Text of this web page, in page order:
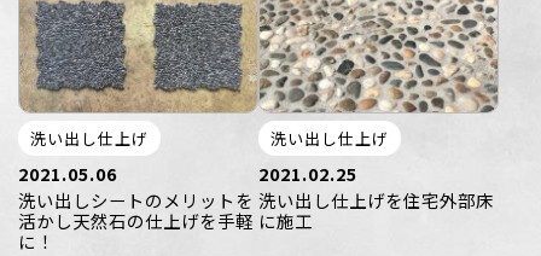
洗い出し仕上げ
2021.05.06
洗い出しシートのメリットを
活かし天然石の仕上げを手軽
に！
洗い出し仕上げ
2021.02.25
洗い出し仕上げを住宅外部床
に施工